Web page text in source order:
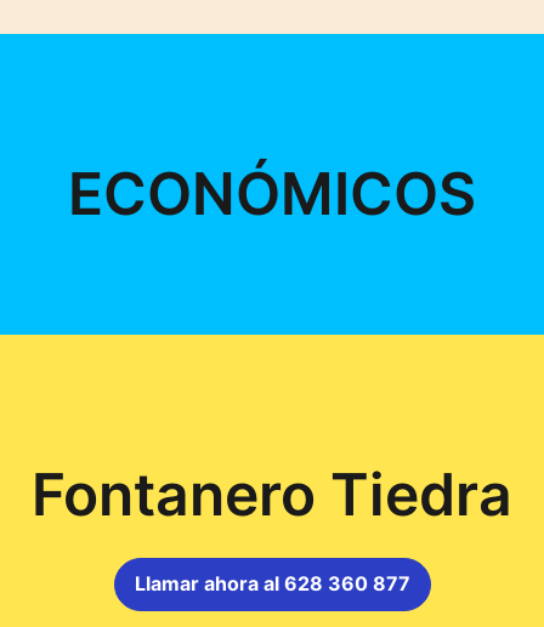
ECONÓMICOS
Fontanero Tiedra
Llamar ahora al 628 360 877